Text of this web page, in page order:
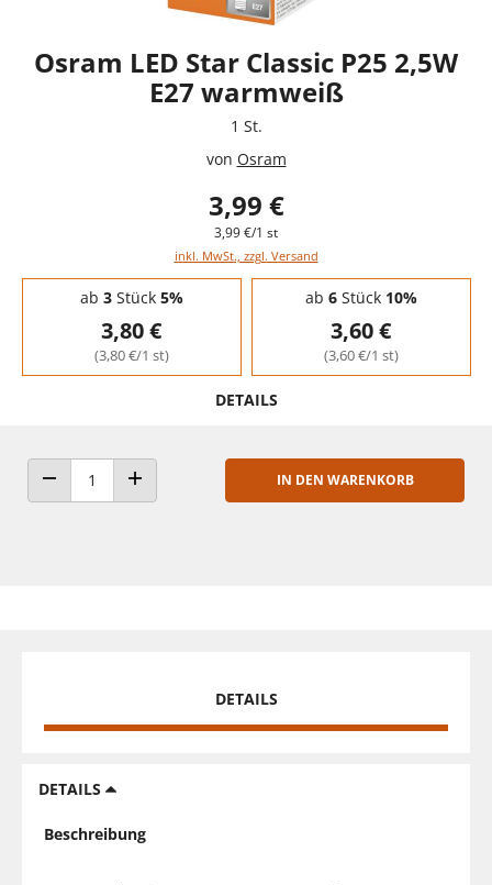
Osram LED Star Classic P25 2,5W
E27 warmweiß
1 St.
von Osram
3,99 €
3,99 €/1 st
inkl. MwSt., zzgl. Versand
Staffelpreise - Mengenrabatt
ab 3Stück 5%
3,80 €
(3,80 €/1 st)
ab 6Stück 10%
3,60 €
(3,60 €/1 st)
DETAILS
ANZAHL VERRINGERNANZAHL ERHÖHEN
IN DEN WARENKORB
DETAILS
DETAILS
Beschreibung